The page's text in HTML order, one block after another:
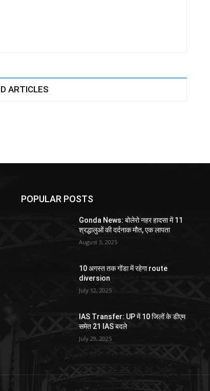
ARTICLES
POPULAR POSTS
Gonda News: बोलेरो नहर हादसा में 11
श्रद्धालुओं की दर्दनाक मौत, एक लापता
August 3, 2025
10 अगस्त तक गोंडा में रहेगा route
diversion
July 12, 2025
IAS Transfer: UP में 10 जिलों के डीएम
समेत 21 IAS बदले
July 29, 2025